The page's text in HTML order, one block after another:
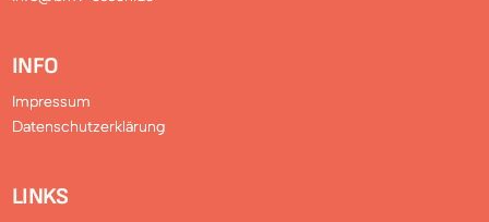
INFO
Impressum
Datenschutzerklärung
LINKS